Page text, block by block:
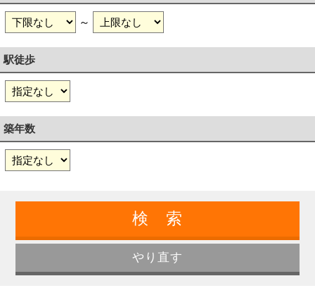
～
駅徒歩
築年数